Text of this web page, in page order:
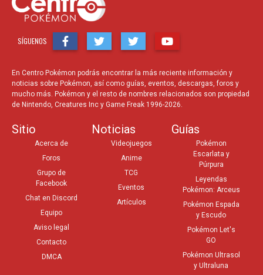
SÍGUENOS
En Centro Pokémon podrás encontrar la más reciente información y
noticias sobre Pokémon, así como guías, eventos, descargas, foros y
mucho más. Pokémon y el resto de nombres relacionados son propiedad
de Nintendo, Creatures Inc y Game Freak 1996-2026.
Sitio
Acerca de
Foros
Grupo de
Facebook
Chat en Discord
Equipo
Aviso legal
Contacto
DMCA
Noticias
Videojuegos
Anime
TCG
Eventos
Artículos
Guías
Pokémon
Escarlata y
Púrpura
Leyendas
Pokémon: Arceus
Pokémon Espada
y Escudo
Pokémon Let's
GO
Pokémon Ultrasol
y Ultraluna